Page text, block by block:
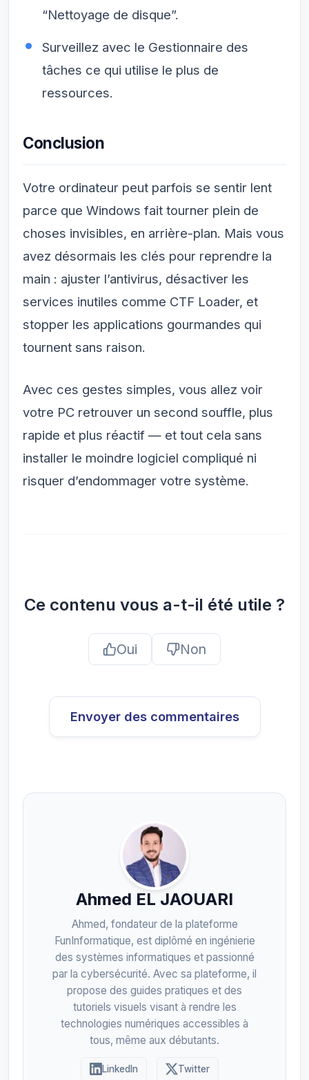
“Nettoyage de disque”.
Surveillez avec le Gestionnaire des
tâches ce qui utilise le plus de
ressources.
Conclusion
Votre ordinateur peut parfois se sentir lent
parce que Windows fait tourner plein de
choses invisibles, en arrière-plan. Mais vous
avez désormais les clés pour reprendre la
main : ajuster l’antivirus, désactiver les
services inutiles comme CTF Loader, et
stopper les applications gourmandes qui
tournent sans raison.
Avec ces gestes simples, vous allez voir
votre PC retrouver un second souffle, plus
rapide et plus réactif — et tout cela sans
installer le moindre logiciel compliqué ni
risquer d’endommager votre système.
Ce contenu vous a-t-il été utile ?
Oui Non
Envoyer des commentaires
Ahmed EL JAOUARI
Ahmed, fondateur de la plateforme
FunInformatique, est diplômé en ingénierie
des systèmes informatiques et passionné
par la cybersécurité. Avec sa plateforme, il
propose des guides pratiques et des
tutoriels visuels visant à rendre les
technologies numériques accessibles à
tous, même aux débutants.
LinkedIn Twitter